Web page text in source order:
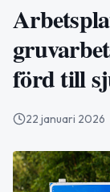
förd till
22 januari 2026